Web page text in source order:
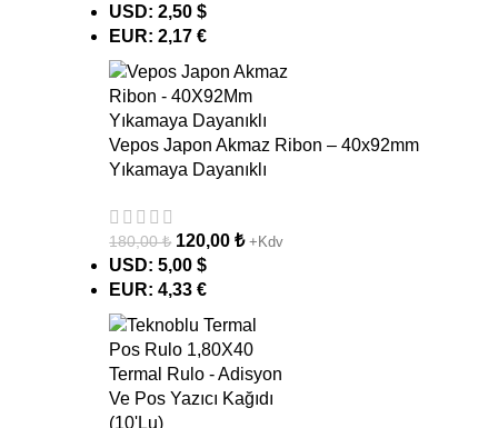
USD:2,50 $
EUR:2,17 €
Vepos Japon Akmaz Ribon – 40x92mm
Yıkamaya Dayanıklı
180,00₺ 120,00₺ +Kdv
USD:5,00 $
EUR:4,33 €